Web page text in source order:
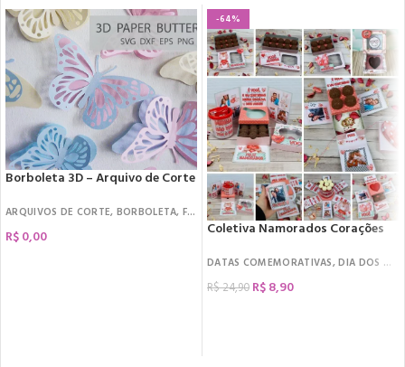
Borboleta 3D – Arquivo de Corte
ARQUIVOS DE CORTE, BORBOLETA, FREEBIES
R$0,00
-64%
Coletiva Namorados Corações
DATAS COMEMORATIVAS,DIA DOS NAMORADOS
R$24,90 R$8,90